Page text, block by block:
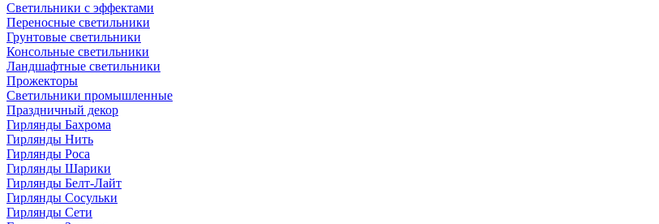
Светильники с эффектами
Переносные светильники
Грунтовые светильники
Консольные светильники
Ландшафтные светильники
Прожекторы
Светильники промышленные
Праздничный декор
Гирлянды Бахрома
Гирлянды Нить
Гирлянды Роса
Гирлянды Шарики
Гирлянды Белт-Лайт
Гирлянды Сосульки
Гирлянды Сети